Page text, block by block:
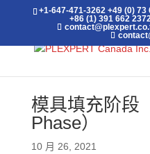
+1-647-471-3262 +49 (0) 73
+86 (1) 391 662
模具填充阶段
Phase）
10 月 26, 2021